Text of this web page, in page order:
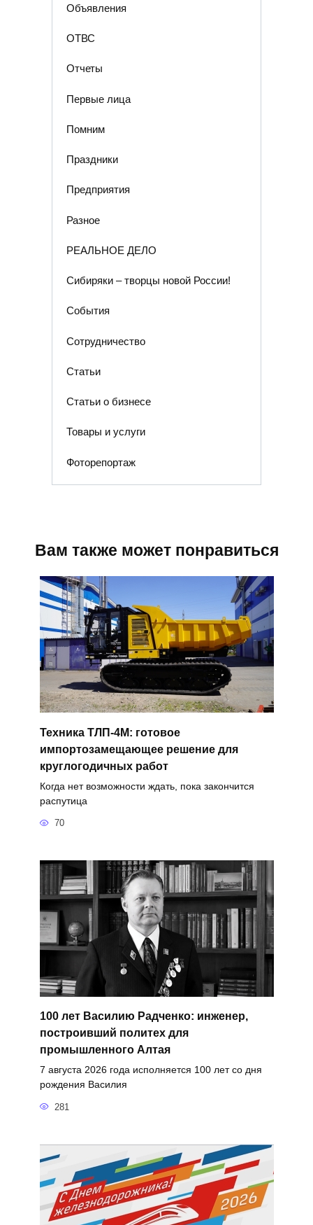
Объявления
ОТВС
Отчеты
Первые лица
Помним
Праздники
Предприятия
Разное
РЕАЛЬНОЕ ДЕЛО
Сибиряки – творцы новой России!
События
Сотрудничество
Статьи
Статьи о бизнесе
Товары и услуги
Фоторепортаж
Вам также может понравиться
Техника ТЛП-4М: готовое
импортозамещающее решение для
круглогодичных работ
Когда нет возможности ждать, пока закончится
распутица
70
100 лет Василию Радченко: инженер,
построивший политех для
промышленного Алтая
7 августа 2026 года исполняется 100 лет со дня
рождения Василия
281